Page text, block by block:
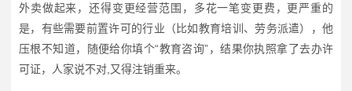
外卖做起来，还得变更经营范围，多花一笔变更费，更严重的
是，有些需要前置许可的行业（比如教育培训、劳务派遣），他
压根不知道，随便给你填个“教育咨询”，结果你执照拿了去办许
可证，人家说不对,又得注销重来。